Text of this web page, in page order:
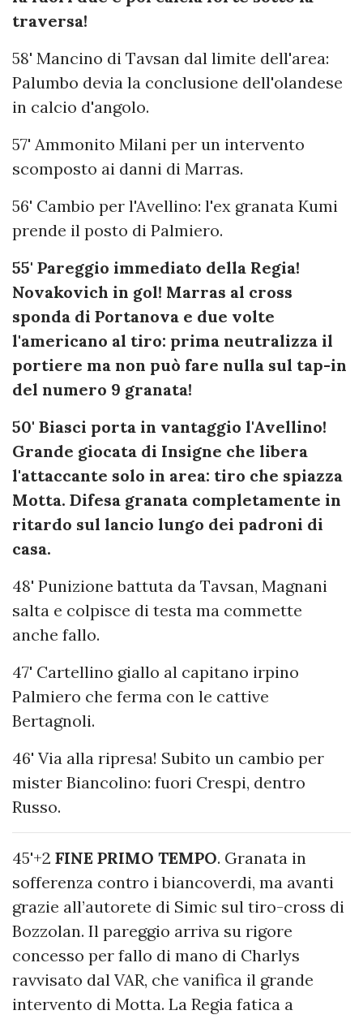
traversa!
58' Mancino di Tavsan dal limite dell'area:
Palumbo devia la conclusione dell'olandese
in calcio d'angolo.
57' Ammonito Milani per un intervento
scomposto ai danni di Marras.
56' Cambio per l'Avellino: l'ex granata Kumi
prende il posto di Palmiero.
55' Pareggio immediato della Regia!
Novakovich in gol! Marras al cross
sponda di Portanova e due volte
l'americano al tiro: prima neutralizza il
portiere ma non può fare nulla sul tap-in
del numero 9 granata!
50' Biasci porta in vantaggio l'Avellino!
Grande giocata di Insigne che libera
l'attaccante solo in area: tiro che spiazza
Motta. Difesa granata completamente in
ritardo sul lancio lungo dei padroni di
casa.
48' Punizione battuta da Tavsan, Magnani
salta e colpisce di testa ma commette
anche fallo.
47' Cartellino giallo al capitano irpino
Palmiero che ferma con le cattive
Bertagnoli.
46' Via alla ripresa! Subito un cambio per
mister Biancolino: fuori Crespi, dentro
Russo.
45'+2 FINE PRIMO TEMPO. Granata in
sofferenza contro i biancoverdi, ma avanti
grazie all’autorete di Simic sul tiro-cross di
Bozzolan. Il pareggio arriva su rigore
concesso per fallo di mano di Charlys
ravvisato dal VAR, che vanifica il grande
intervento di Motta. La Regia fatica a